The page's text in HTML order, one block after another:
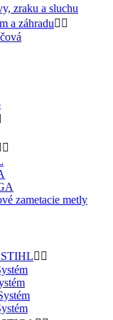
zraku a sluchu
a záhradu 

zametacie metly
 